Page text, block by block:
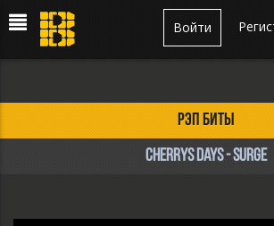
Войти
рэп биты
Cherrys Days - Surge